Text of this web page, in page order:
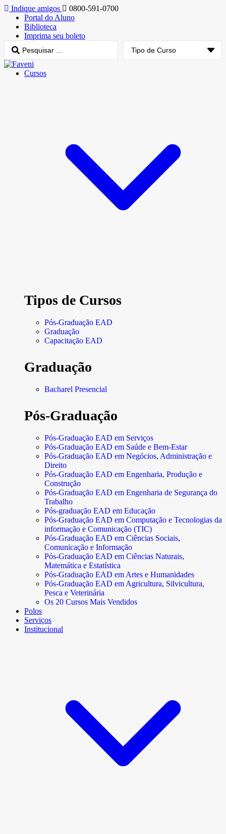
Indique amigos
0800-591-0700
Portal do Aluno
Biblioteca
Imprima seu boleto
Cursos
Tipos de Cursos
Pós-Graduação EAD
Graduação
Capacitação EAD
Graduação
Bacharel Presencial
Pós-Graduação
Pós-Graduação EAD em Serviços
Pós-Graduação EAD em Saúde e Bem-Estar
Pós-Graduação EAD em Negócios, Administração e
Direito
Pós-Graduação EAD em Engenharia, Produção e
Construção
Pós-Graduação EAD em Engenharia de Segurança do
Trabalho
Pós-graduação EAD em Educação
Pós-Graduação EAD em Computação e Tecnologias da
informação e Comunicação (TIC)
Pós-Graduação EAD em Ciências Sociais,
Comunicação e Informação
Pós-Graduação EAD em Ciências Naturais,
Matemática e Estatística
Pós-Graduação EAD em Artes e Humanidades
Pós-Graduação EAD em Agricultura, Silvicultura,
Pesca e Veterinária
Os 20 Cursos Mais Vendidos
Polos
Serviços
Institucional